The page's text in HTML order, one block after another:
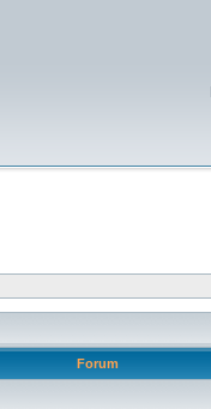
Forum